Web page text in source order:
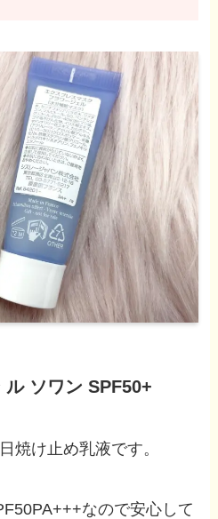
ソワン SPF50+
焼け止め乳液です。
なので安心して